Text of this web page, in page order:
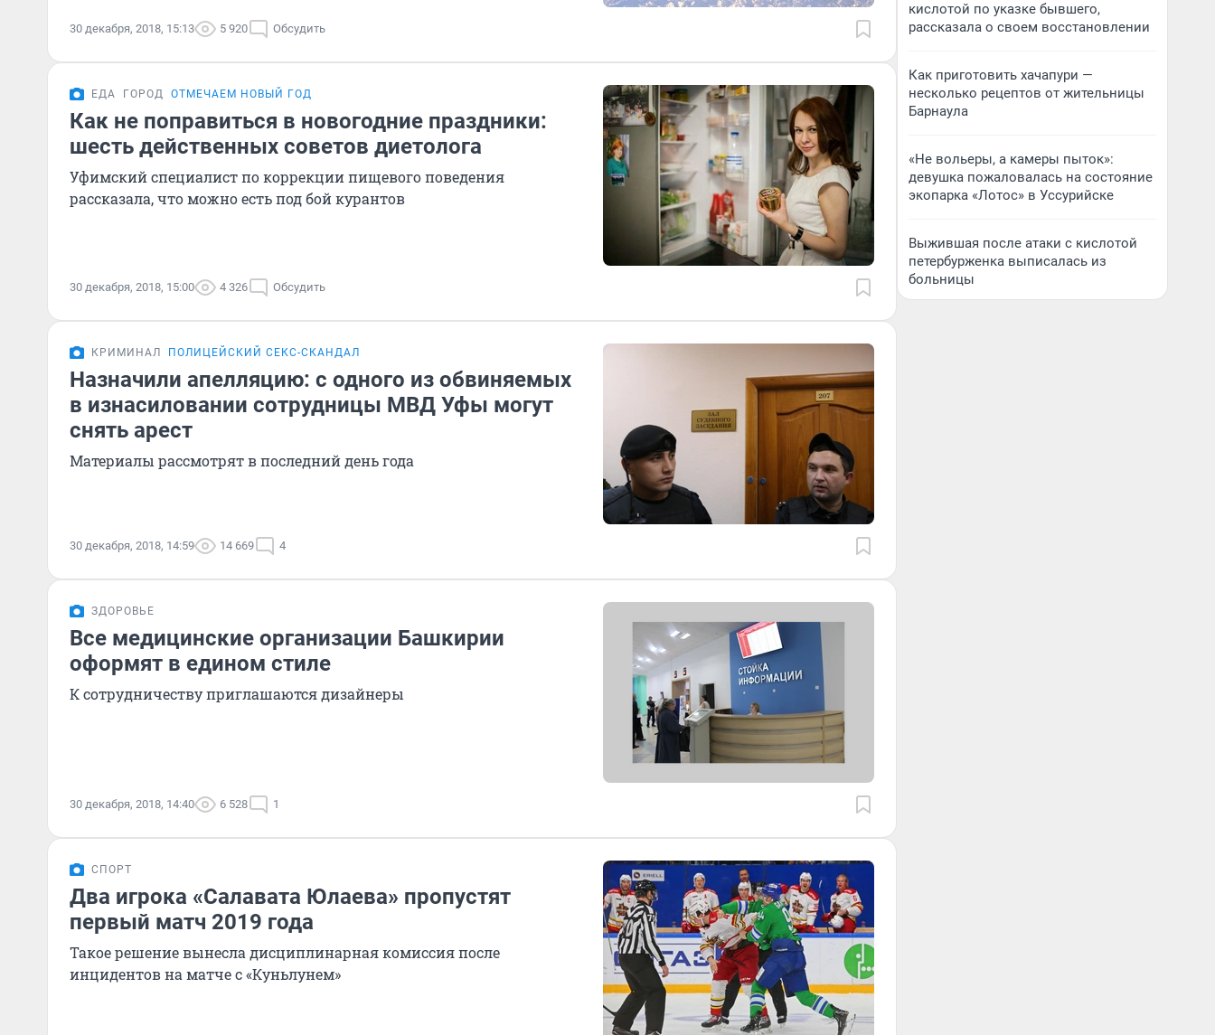
30 декабря, 2018, 15:13 5 920 Обсудить
ЕДА ГОРОД ОТМЕЧАЕМ НОВЫЙ ГОД
Как не поправиться в новогодние праздники:
шесть действенных советов диетолога
Уфимский специалист по коррекции пищевого поведения
рассказала, что можно есть под бой курантов
30 декабря, 2018, 15:00 4 326 Обсудить
КРИМИНАЛ ПОЛИЦЕЙСКИЙ СЕКС-СКАНДАЛ
Назначили апелляцию: с одного из обвиняемых
в изнасиловании сотрудницы МВД Уфы могут
снять арест
Материалы рассмотрят в последний день года
30 декабря, 2018, 14:59 14 669 4
ЗДОРОВЬЕ
Все медицинские организации Башкирии
оформят в едином стиле
К сотрудничеству приглашаются дизайнеры
30 декабря, 2018, 14:40 6 528 1
СПОРТ
Два игрока «Салавата Юлаева» пропустят
первый матч 2019 года
Такое решение вынесла дисциплинарная комиссия после
инцидентов на матче с «Куньлунем»
кислотой по указке бывшего,
рассказала о своем восстановлении
Как приготовить хачапури —
несколько рецептов от жительницы
Барнаула
«Не вольеры, а камеры пыток»:
девушка пожаловалась на состояние
экопарка «Лотос» в Уссурийске
Выжившая после атаки с кислотой
петербурженка выписалась из
больницы